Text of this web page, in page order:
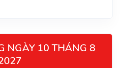
NGÀY 10 THÁNG 8